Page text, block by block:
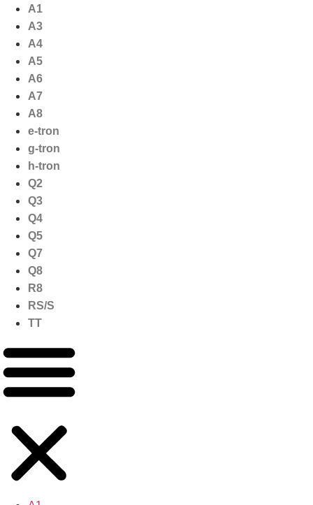
naar
inhoud
A1
A3
A4
A5
A6
A7
A8
e-tron
g-tron
h-tron
Q2
Q3
Q4
Q5
Q7
Q8
R8
RS/S
TT